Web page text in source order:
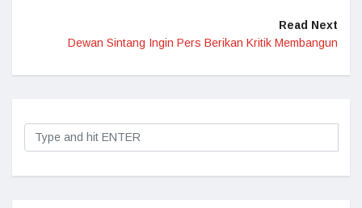
Read Next
Dewan Sintang Ingin Pers Berikan Kritik Membangun